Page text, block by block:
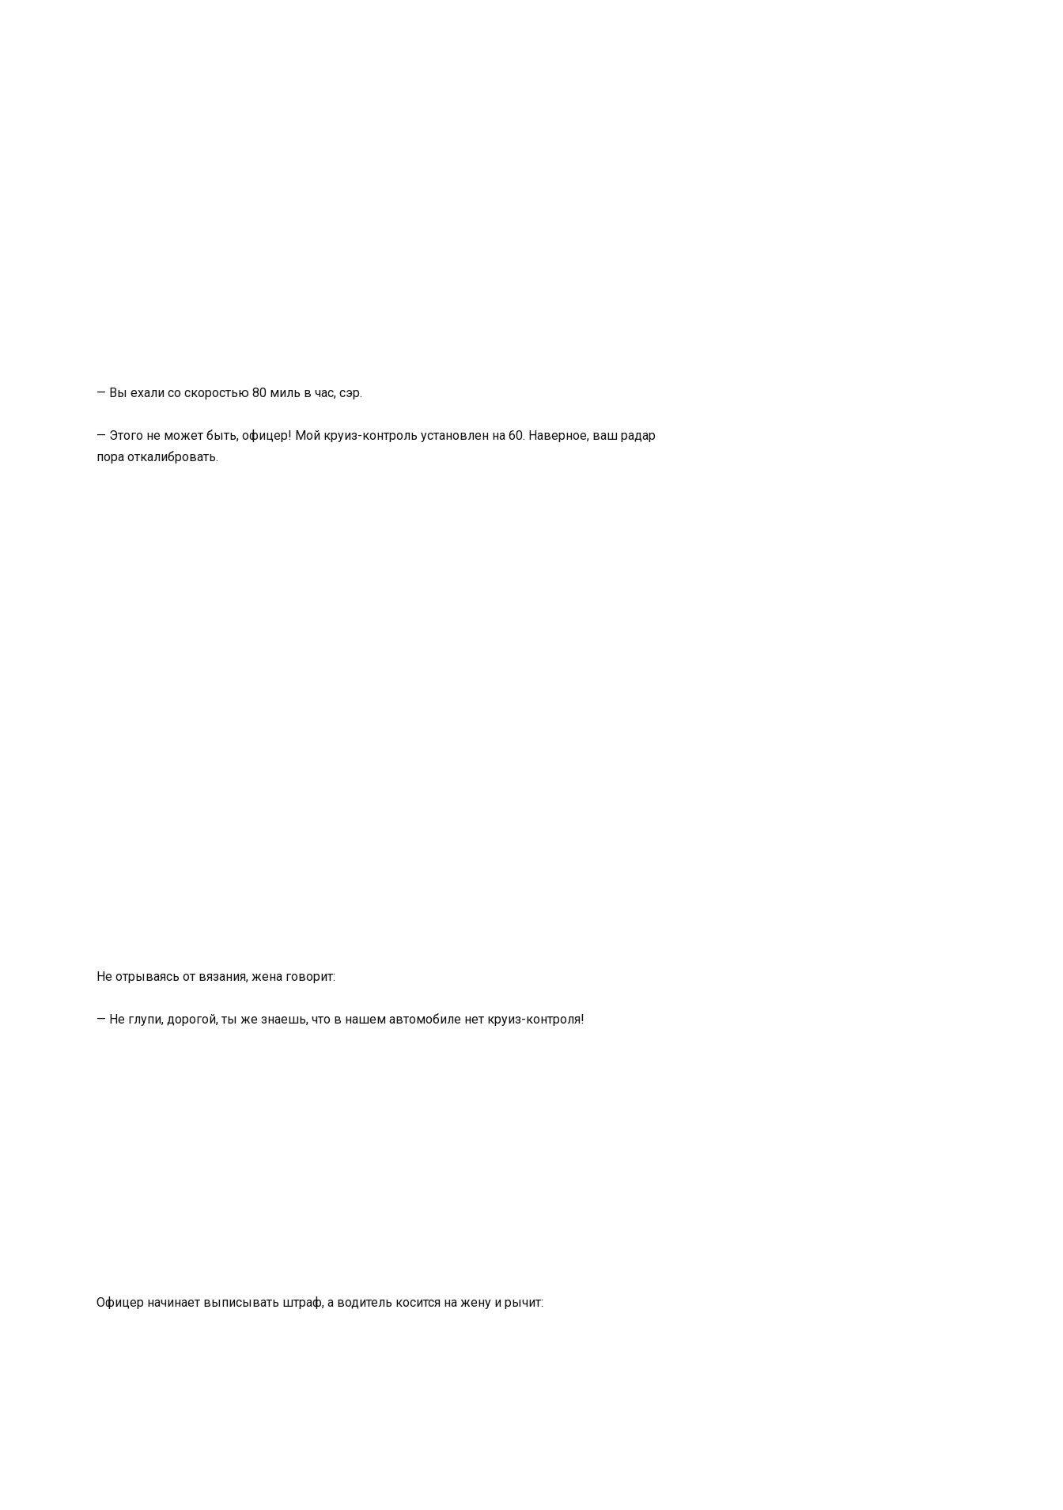
— Вы ехали со скоростью 80 миль в час, сэр.
— Этого не может быть, офицер! Мой круиз-контроль установлен на 60. Наверное, ваш радар
пора откалибровать.
Не отрываясь от вязания, жена говорит:
— Не глупи, дорогой, ты же знаешь, что в нашем автомобиле нет круиз-контроля!
Офицер начинает выписывать штраф, а водитель косится на жену и рычит: